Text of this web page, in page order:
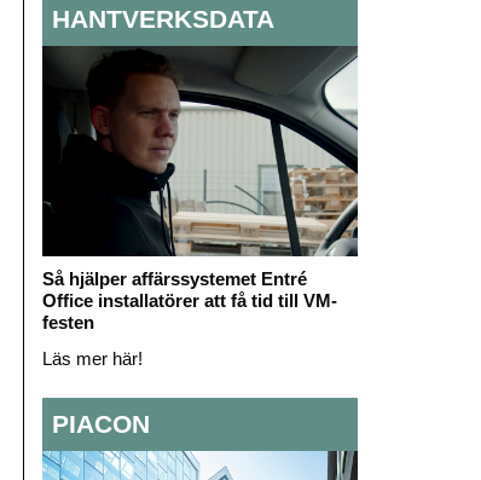
HANTVERKSDATA
Så hjälper affärssystemet Entré
Office installatörer att få tid till VM-
festen
Läs mer här!
PIACON